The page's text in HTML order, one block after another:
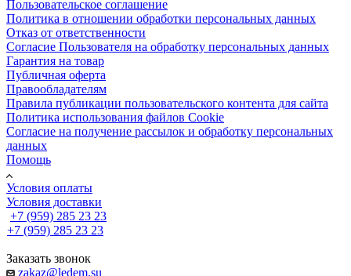
Пользовательское соглашение
Политика в отношении обработки персональных данных
Отказ от ответственности
Согласие Пользователя на обработку персональных данных
Гарантия на товар
Публичная оферта
Правообладателям
Правила публикации пользовательского контента для сайта
Политика использования файлов Cookie
Согласие на получение рассылок и обработку персональных
данных
Помощь
Условия оплаты
Условия доставки
+7 (959) 285 23 23
+7 (959) 285 23 23
Заказать звонок
zakaz@ledem.su